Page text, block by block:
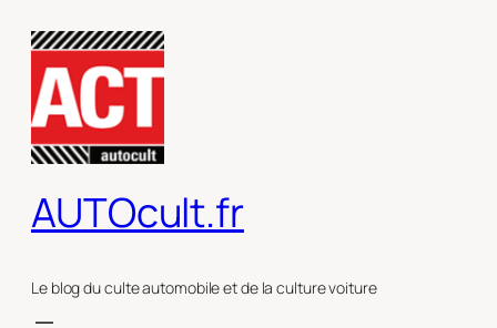
contenu
AUTOcult.fr
Le blog du culte automobile et de la culture voiture